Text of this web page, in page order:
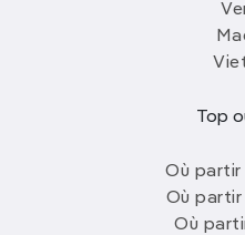
Top
Où partir
Où partir
Où